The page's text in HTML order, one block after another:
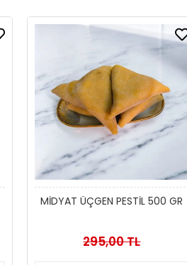
MİDYAT ÜÇGEN PESTİL 500 GR
295,00 TL